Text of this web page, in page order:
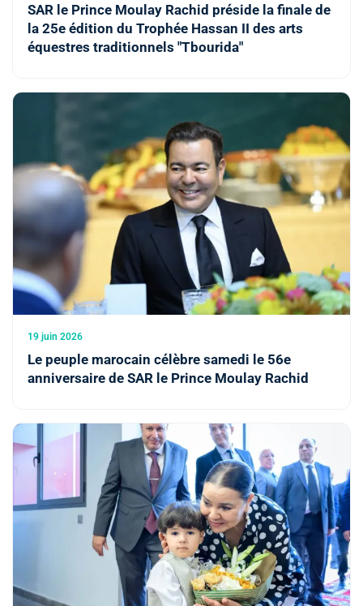
SAR le Prince Moulay Rachid préside la finale de
la 25e édition du Trophée Hassan II des arts
équestres traditionnels "Tbourida"
19 juin 2026
Le peuple marocain célèbre samedi le 56e
anniversaire de SAR le Prince Moulay Rachid